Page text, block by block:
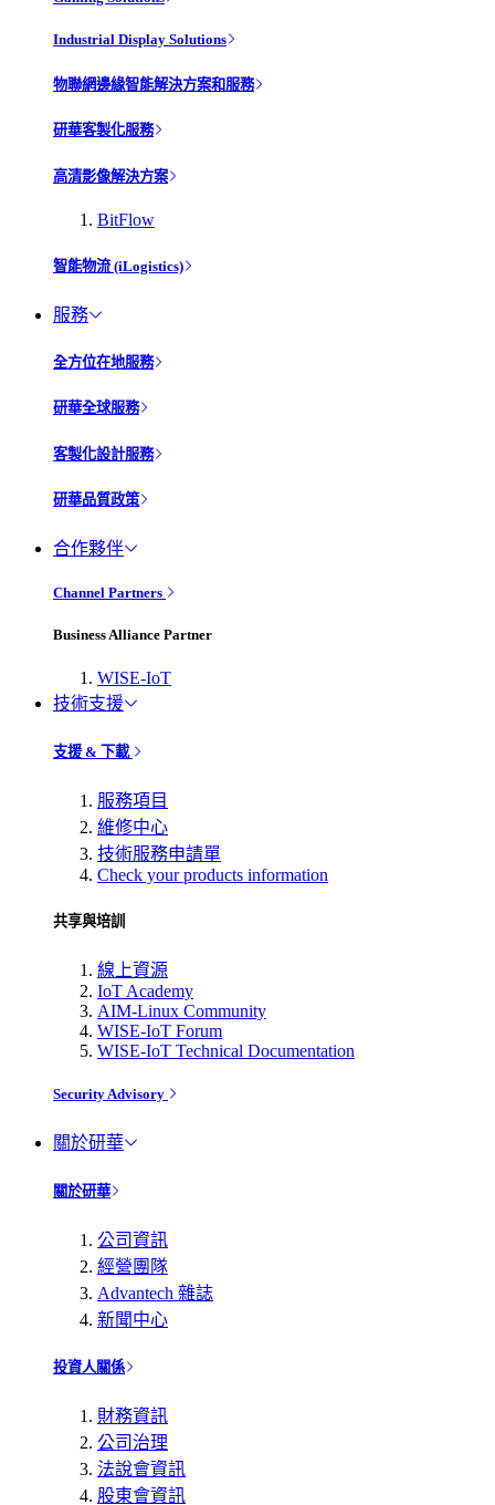
Industrial Display Solutions
物聯網邊緣智能解決方案和服務
研華客製化服務
高清影像解決方案
BitFlow
智能物流 (iLogistics)
服務
全方位在地服務
研華全球服務
客製化設計服務
研華品質政策
合作夥伴
Channel Partners
Business Alliance Partner
WISE-IoT
技術支援
支援 & 下載
服務項目
維修中心
技術服務申請單
Check your products information
共享與培訓
線上資源
IoT Academy
AIM-Linux Community
WISE-IoT Forum
WISE-IoT Technical Documentation
Security Advisory
關於研華
關於研華
公司資訊
經營團隊
Advantech 雜誌
新聞中心
投資人關係
財務資訊
公司治理
法說會資訊
股東會資訊